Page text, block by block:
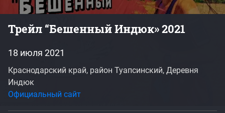
Трейл “Бешенный Индюк» 2021
18 июля 2021
Краснодарский край, район Туапсинский, Деревня
Индюк
Официальный сайт